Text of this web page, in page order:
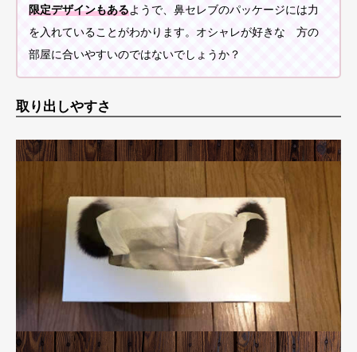
限定デザインもあるようで、鼻セレブのパッケージには力
を入れていることがわかります。オシャレが好きな 方の
部屋に合いやすいのではないでしょうか？
取り出しやすさ